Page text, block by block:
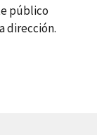
público
dirección.